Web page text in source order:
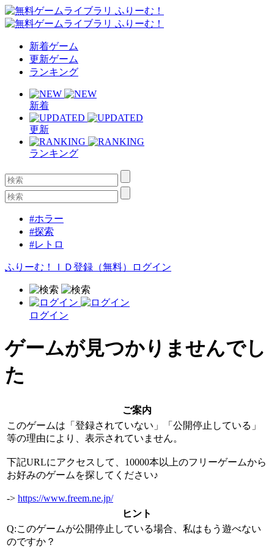
新着ゲーム
更新ゲーム
ランキング
新着
更新
ランキング
#ホラー
#探索
#レトロ
ふりーむ！ＩＤ登録（無料） ログイン
ログイン
ゲームが見つかりませんでし
た
ご案内
このゲームは「登録されていない」「公開停止している」
等の理由により、表示されていません。
下記URLにアクセスして、10000本以上のフリーゲームから
お好みのゲームを探してください♪
-> https://www.freem.ne.jp/
ヒント
Q:このゲームが公開停止している場合、私はもう遊べない
のですか？